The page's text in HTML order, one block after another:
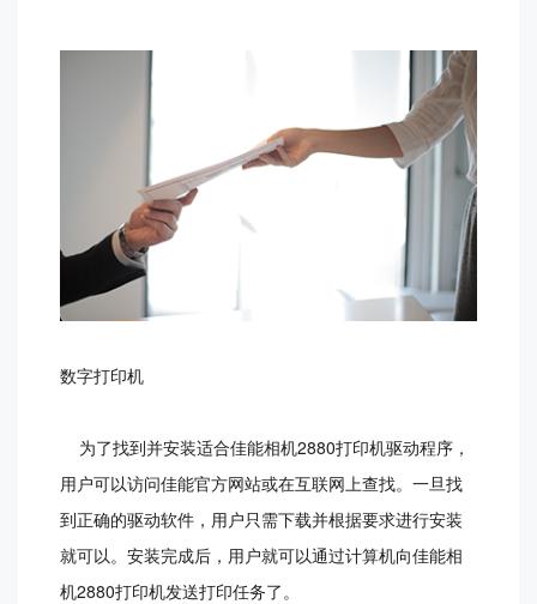
数字打印机
为了找到并安装适合佳能相机2880打印机驱动程序，
用户可以访问佳能官方网站或在互联网上查找。一旦找
到正确的驱动软件，用户只需下载并根据要求进行安装
就可以。安装完成后，用户就可以通过计算机向佳能相
机2880打印机发送打印任务了。